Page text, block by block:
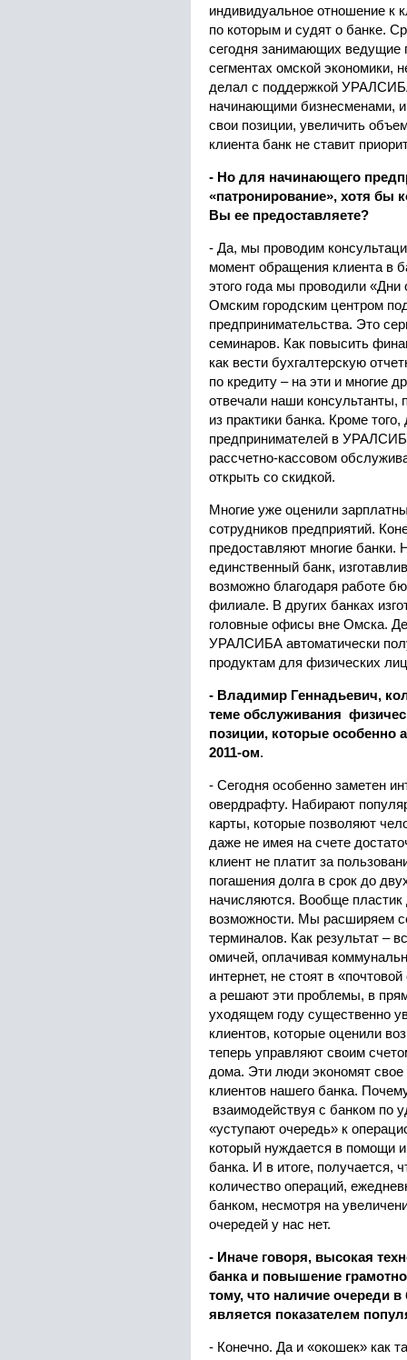
индивидуальное отношение к
по которым и судят о банке.
сегодня занимающих ведущие
сегментах омской экономики,
делал с поддержкой
начинающими бизнесменами, и
свои позиции, увеличить
клиента банк не ставит
- Но для начинающего
«патронирование», хотя бы
Вы ее предоставляете?
- Да, мы проводим
момент обращения клиента в
этого года мы проводили
Омским городским центром
предпринимательства. Это
семинаров. Как повысить
как вести бухгалтерскую
по кредиту – на эти и многие
отвечали наши консультанты,
из практики банка. Кроме
предпринимателей в
рассчетно-кассовом
открыть со скидкой.
Многие уже оценили
сотрудников предприятий.
предоставляют многие банки.
единственный банк,
возможно благодаря работе
филиале. В других банках
головные офисы вне Омска.
УРАЛСИБА автоматически
продуктам для физических
- Владимир Геннадьевич,
теме обслуживания
позиции, которые особенно
2011-ом.
- Сегодня особенно заметен
овердрафту. Набирают
карты, которые позволяют
даже не имея на счете
клиент не платит за
погашения долга в срок до
начисляются. Вообще пластик
возможности. Мы расширяем
терминалов. Как результат –
омичей, оплачивая
интернет, не стоят в
а решают эти проблемы, в
уходящем году существенно
клиентов, которые оценили
теперь управляют своим
дома. Эти люди экономят свое
клиентов нашего банка.
взаимодействуя с банком по
«уступают очередь» к
который нуждается в помощи
банка. И в итоге, получается,
количество операций,
банком, несмотря на
очередей у нас нет.
- Иначе говоря, высокая
банка и повышение
тому, что наличие очереди
является показателем
- Конечно. Да и «окошек» как